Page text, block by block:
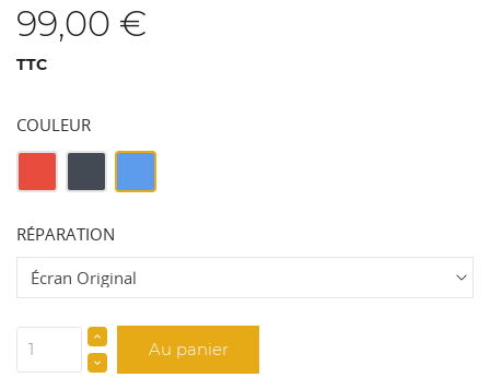
99,00 €
TTC
COULEUR
Rouge Bleu
RÉPARATION
Au panier